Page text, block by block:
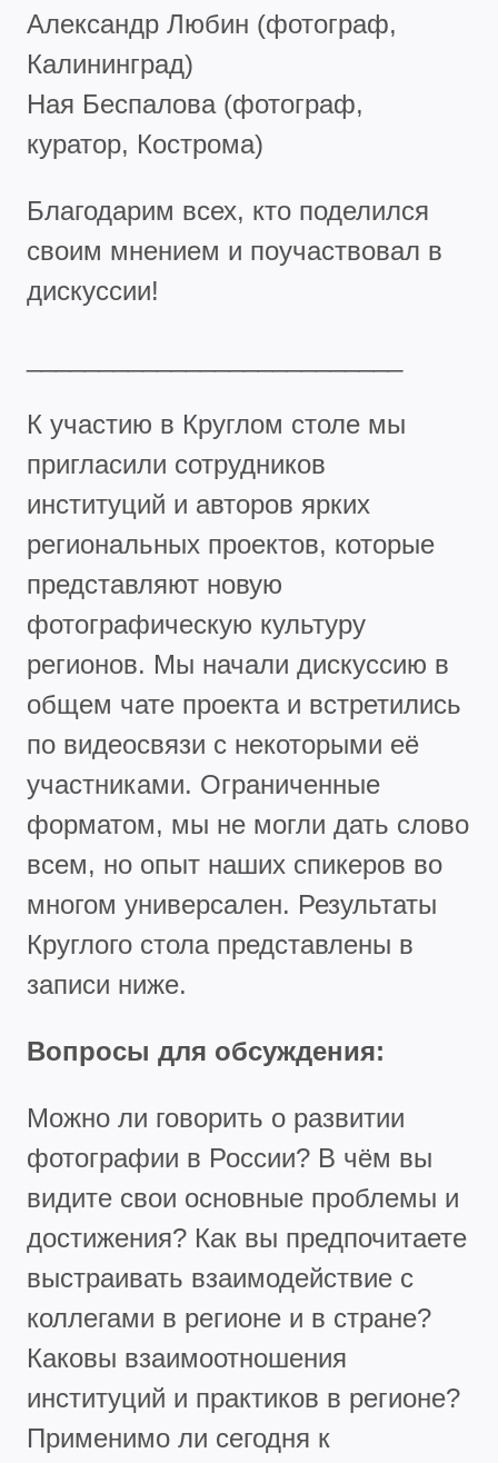
Александр Любин (фотограф,
Калининград)
Ная Беспалова (фотограф,
куратор, Кострома)
Благодарим всех, кто поделился
своим мнением и поучаствовал в
дискуссии!
К участию в Круглом столе мы
пригласили сотрудников
институций и авторов ярких
региональных проектов, которые
представляют новую
фотографическую культуру
регионов. Мы начали дискуссию в
общем чате проекта и встретились
по видеосвязи с некоторыми её
участниками. Ограниченные
форматом, мы не могли дать слово
всем, но опыт наших спикеров во
многом универсален. Результаты
Круглого стола представлены в
записи ниже.
Вопросы для обсуждения:
Можно ли говорить о развитии
фотографии в России? В чём вы
видите свои основные проблемы и
достижения? Как вы предпочитаете
выстраивать взаимодействие с
коллегами в регионе и в стране?
Каковы взаимоотношения
институций и практиков в регионе?
Применимо ли сегодня к